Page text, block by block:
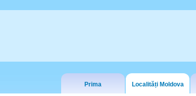
Prima Localități Moldova